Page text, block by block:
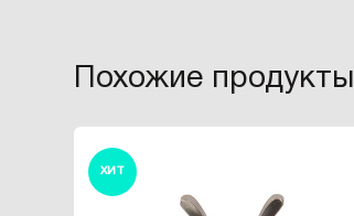
Похожие продукты
ХИТ